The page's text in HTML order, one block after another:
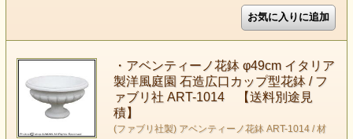
・アベンティーノ花鉢 φ49cm イタリア
製洋風庭園 石造広口カップ型花鉢 / フ
ァブリ社 ART-1014 【送料別途見
積】
(ファブリ社製) アベンティーノ花鉢 ART-1014 / 材